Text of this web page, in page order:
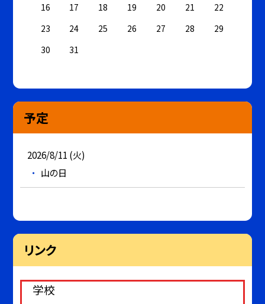
16
17 18 19 20 21
22
23
24 25 26 27 28
29
30
31
予定
2026/8/11 (火)
山の日
リンク
学校